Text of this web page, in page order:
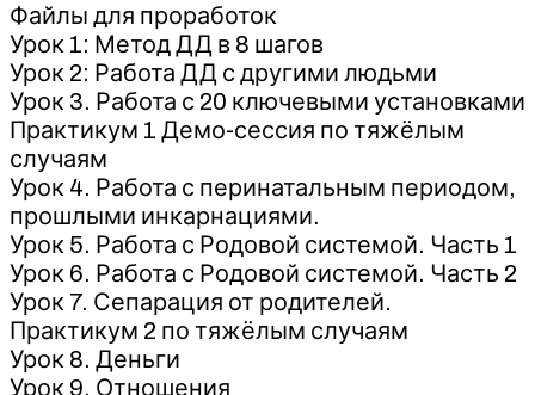
Файлы для проработок
Урок 1: Метод ДД в 8 шагов
Урок 2: Работа ДД с другими людьми
Урок 3. Работа с 20 ключевыми установками
Практикум 1 Демо-сессия по тяжёлым
случаям
Урок 4. Работа с перинатальным периодом,
прошлыми инкарнациями.
Урок 5. Работа с Родовой системой. Часть 1
Урок 6. Работа с Родовой системой. Часть 2
Урок 7. Сепарация от родителей.
Практикум 2 по тяжёлым случаям
Урок 8. Деньги
Урок 9. Отношения